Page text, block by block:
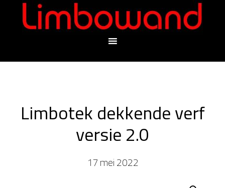
Limbotek dekkende verf
versie 2.0
17 mei 2022